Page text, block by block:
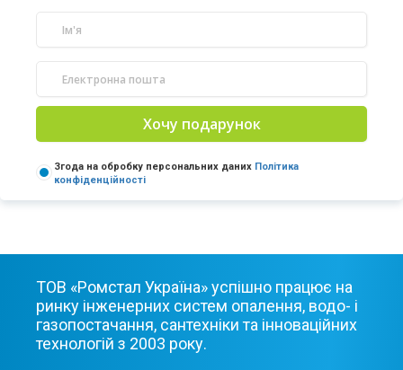
Хочу подарунок
Згода на обробку персональних даних Політика
конфіденційності
ТОВ «Ромстал Україна» успішно працює на
ринку інженерних систем опалення, водо- і
газопостачання, сантехніки та інноваційних
технологій з 2003 року.